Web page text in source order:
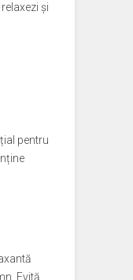
și
pentru
Evită